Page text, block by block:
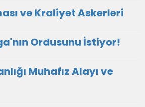
ve Kraliyet Askerleri
Ordusunu İstiyor!
Muhafız Alayı ve